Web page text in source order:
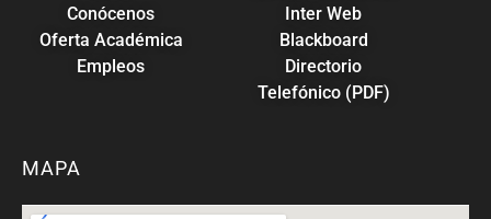
Conócenos
Oferta Académica
Empleos
Inter Web
Blackboard
Directorio
Telefónico (PDF)
MAPA